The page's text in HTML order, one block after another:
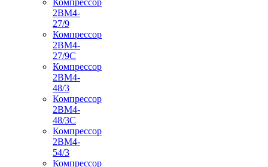
2ВМ4-
27/9
Компрессор
2ВМ4-
27/9С
Компрессор
2ВМ4-
48/3
Компрессор
2ВМ4-
48/3С
Компрессор
2ВМ4-
54/3
Компрессор